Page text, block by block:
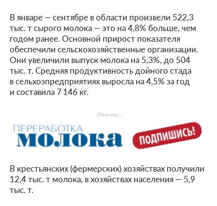
В январе — сентябре в области произвели 522,3
тыс. т сырого молока — это на 4,8% больше, чем
годом ранее. Основной прирост показателя
обеспечили сельскохозяйственные организации.
Они увеличили выпуск молока на 5,3%, до 504
тыс. т. Средняя продуктивность дойного стада
в сельхозпредприятиях выросла на 4,5% за год
и составила 7 146 кг.
- Реклама -
В крестьянских (фермерских) хозяйствах получили
12,4 тыс. т молока, в хозяйствах населения — 5,9
тыс. т.